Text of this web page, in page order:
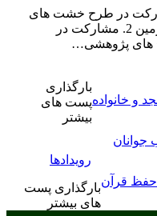
در طرح خشت های
آسمانی (پروژه های آیات) 1. اهدای زمین 2. مشارکت در
خانواده
قرآن
بارگذاری
پست های
بیشتر
رویدادها
بارگذاری پست
های بیشتر